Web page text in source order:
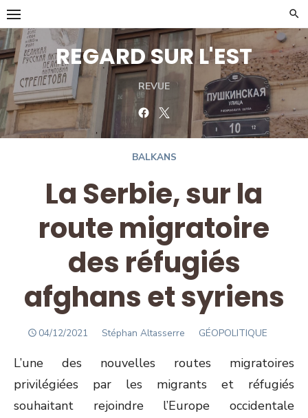
Skip
to
content
REGARD SUR L'EST
REVUE
FacebookTwitter
BALKANS
La Serbie, sur la
route migratoire
des réfugiés
afghans et syriens
POSTED
04/12/2021 Author
Stéphan Altasserre GÉOPOLITIQUE
L’une des nouvelles routes migratoires
privilégiées par les migrants et réfugiés
souhaitant rejoindre l’Europe occidentale